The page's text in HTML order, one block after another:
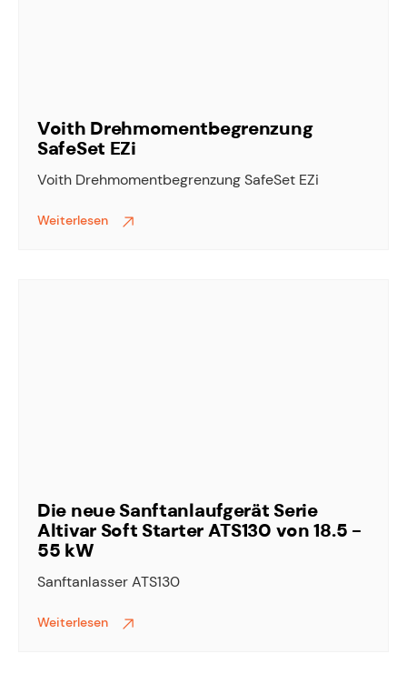
Voith Drehmomentbegrenzung
SafeSet EZi
Voith Drehmomentbegrenzung SafeSet EZi
Weiterlesen
Die neue Sanftanlaufgerät Serie
Altivar Soft Starter ATS130 von 18.5 -
55 kW
Sanftanlasser ATS130
Weiterlesen